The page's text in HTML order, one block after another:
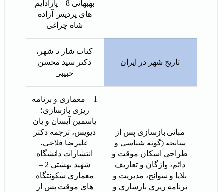
بهبهانی 8 – پارادایم
های پردیس آزاده
شاه چراغی
تاريخ شهر در ايران
کتاب شار تا شهر،
دکتر سید محسن
حبیبی
مبانی بازسازی پس از
سانحه (گونه شناسی و
طراحی اسكان موقت و
دائم، واژگان و تعاریف
بلایا و سوانح، مدیریت و
برنامه ریزی بازسازی و
1 – معماری و برنامه
ریزی بازسازی؛
یاسمین آیسان و یان
دیویس، ترجمه دکتر
علیرضا فلاحی،
انتشارات دانشگاه
شهید بهشتی 2 –
معماری سکونتگاه
های موقت پس از